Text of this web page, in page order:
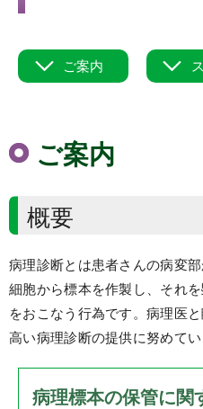
ご案内
ご案内
概要
病理診断とは患者さんの病変
細胞から標本を作製し、それ
をおこなう行為です。病理医
高い病理診断の提供に努めてい
病理標本の保管に関